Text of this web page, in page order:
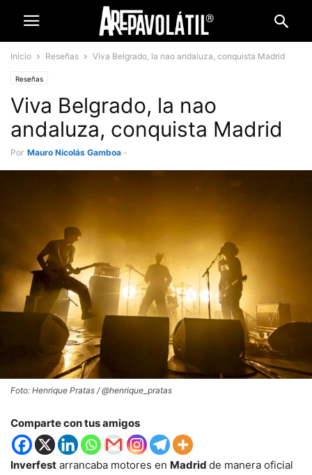
Inicio Reseñas Viva Belgrado, la nao andaluza, conquista Madrid
Reseñas
Viva Belgrado, la nao
andaluza, conquista Madrid
Por Mauro Nicolás Gamboa -
Foto: Henrique Pratas / @henrique_pratas
Comparte con tus amigos
Inverfest arrancaba motores en Madrid de manera oficial